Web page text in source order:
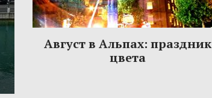
Август в Альпах: праздник
цвета